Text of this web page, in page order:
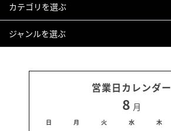
カテゴリを選ぶ
ジャンルを選ぶ
営業日カレンダー
8 月
日 月 火 水 木